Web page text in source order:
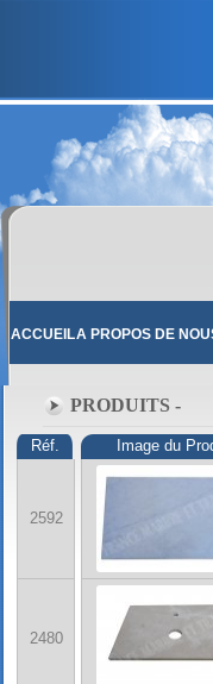
ACCUEILA PROPOS DE
PRODUITS -
Réf. Image du
2592
2480
FRANCE MARBRE 13 (